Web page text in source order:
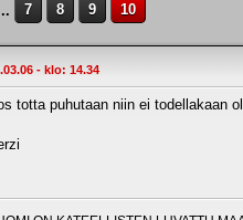
7 8 9 10
- klo: 14.34
totta puhutaan niin ei todellakaan